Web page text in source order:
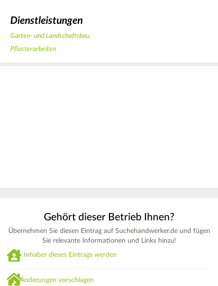
Dienstleistungen
Garten- und Landschaftsbau
Pflasterarbeiten
Gehört dieser Betrieb Ihnen?
Übernehmen Sie diesen Eintrag auf Suchehandwerker.de und fügen
Sie relevante Informationen und Links hinzu!
Inhaber dieses Eintrags werden
Änderungen vorschlagen